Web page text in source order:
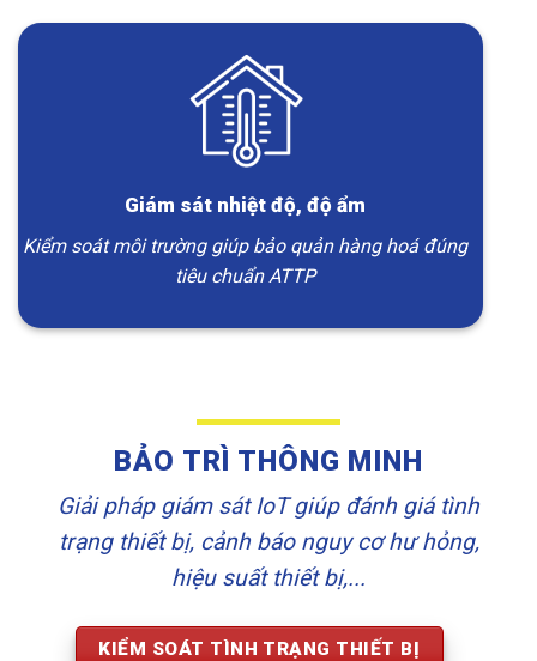
Giám sát nhiệt độ, độ ẩm
Kiểm soát môi trường giúp bảo quản hàng hoá đúng
tiêu chuẩn ATTP
BẢO TRÌ THÔNG MINH
Giải pháp giám sát IoT giúp đánh giá tình
trạng thiết bị, cảnh báo nguy cơ hư hỏng,
hiệu suất thiết bị,...
KIỂM SOÁT TÌNH TRẠNG THIẾT BỊ